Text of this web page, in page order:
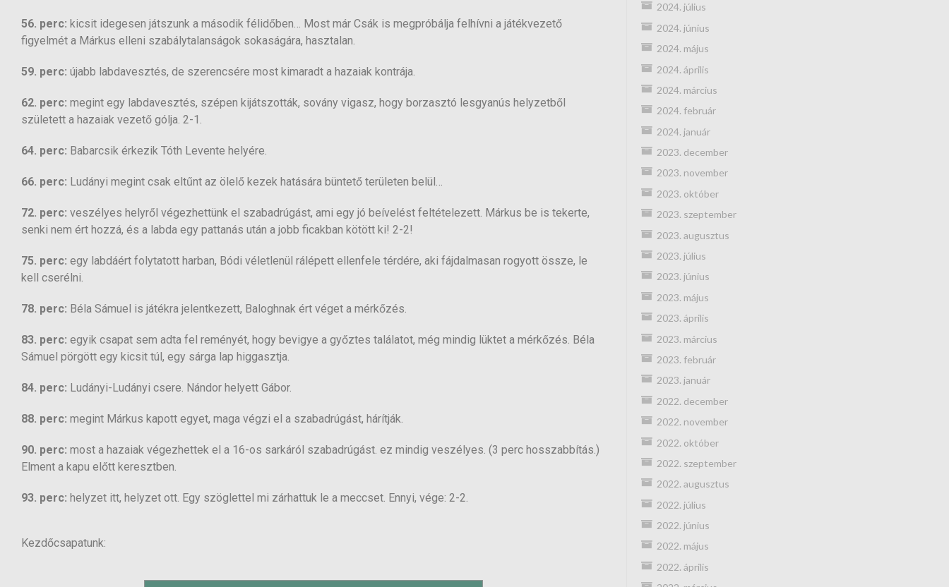
56. perc: kicsit idegesen játszunk a második félidőben… Most már Csák is megpróbálja felhívni a játékvezető
figyelmét a Márkus elleni szabálytalanságok sokaságára, hasztalan.
59. perc: újabb labdavesztés, de szerencsére most kimaradt a hazaiak kontrája.
62. perc: megint egy labdavesztés, szépen kijátszották, sovány vigasz, hogy borzasztó lesgyanús helyzetből
született a hazaiak vezető gólja. 2-1.
64. perc: Babarcsik érkezik Tóth Levente helyére.
66. perc: Ludányi megint csak eltűnt az ölelő kezek hatására büntető területen belül…
72. perc: veszélyes helyről végezhettünk el szabadrúgást, ami egy jó beívelést feltételezett. Márkus be is tekerte,
senki nem ért hozzá, és a labda egy pattanás után a jobb ficakban kötött ki! 2-2!
75. perc: egy labdáért folytatott harban, Bódi véletlenül rálépett ellenfele térdére, aki fájdalmasan rogyott össze, le
kell cserélni.
78. perc: Béla Sámuel is játékra jelentkezett, Baloghnak ért véget a mérkőzés.
83. perc: egyik csapat sem adta fel reményét, hogy bevigye a győztes találatot, még mindig lüktet a mérkőzés. Béla
Sámuel pörgött egy kicsit túl, egy sárga lap higgasztja.
84. perc: Ludányi-Ludányi csere. Nándor helyett Gábor.
88. perc: megint Márkus kapott egyet, maga végzi el a szabadrúgást, hárítják.
90. perc: most a hazaiak végezhettek el a 16-os sarkáról szabadrúgást. ez mindig veszélyes. (3 perc hosszabbítás.)
Elment a kapu előtt keresztben.
93. perc: helyzet itt, helyzet ott. Egy szöglettel mi zárhattuk le a meccset. Ennyi, vége: 2-2.
Kezdőcsapatunk:
2024. július
2024. június
2024. május
2024. április
2024. március
2024. február
2024. január
2023. december
2023. november
2023. október
2023. szeptember
2023. augusztus
2023. július
2023. június
2023. május
2023. április
2023. március
2023. február
2023. január
2022. december
2022. november
2022. október
2022. szeptember
2022. augusztus
2022. július
2022. június
2022. május
2022. április